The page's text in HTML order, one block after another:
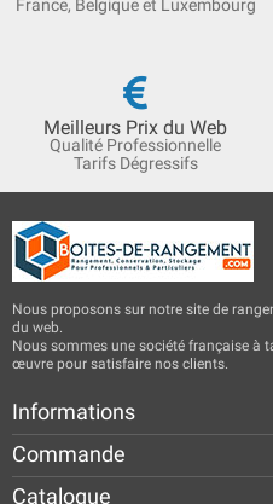
France, Belgique et Luxembourg
Meilleurs Prix du Web
Qualité Professionnelle
Tarifs Dégressifs
Nous proposons sur notre site de
du web.
Nous sommes une société française à
œuvre pour satisfaire nos clients.
Informations
Commande
Catalogue